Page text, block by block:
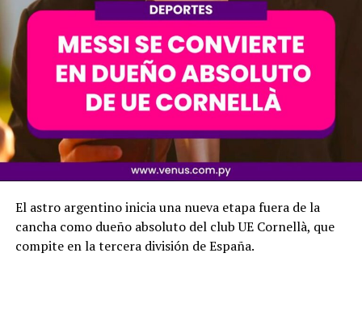
El astro argentino inicia una nueva etapa fuera de la
cancha como dueño absoluto del club UE Cornellà, que
compite en la tercera división de España.